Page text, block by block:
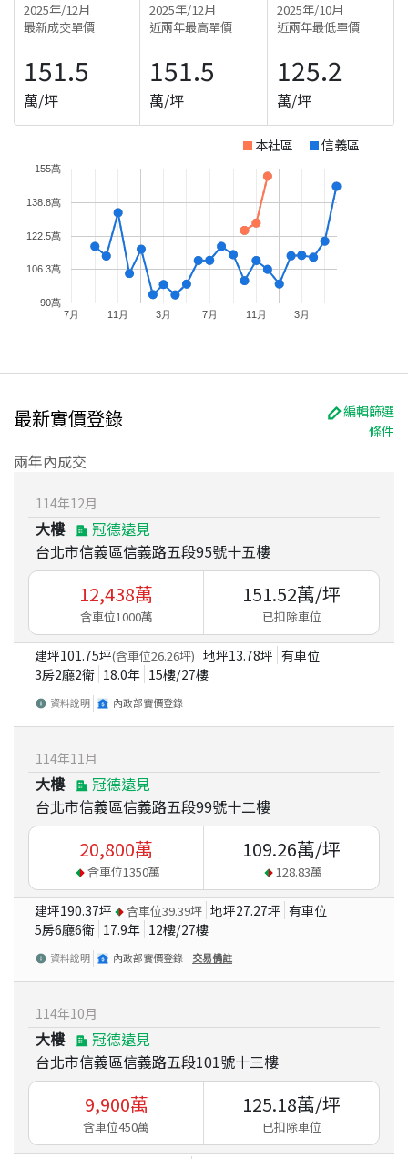
2025年/12月
最新成交單價
151.5
萬/坪
2025年/12月
近兩年最高單價
151.5
萬/坪
2025年/10月
近兩年最低單價
125.2
萬/坪
本社區 信義區
7月 11月 3月 7月 11月 3月
90萬
106.3萬
122.5萬
138.8萬
155萬
最新實價登錄
編輯篩選
條件
兩年內成交
114年12月
大樓
冠德遠見
台北市信義區信義路五段95號十五樓
12,438萬
含車位1000萬
151.52萬/坪
已扣除車位
建坪101.75坪(含車位26.26坪) 地坪13.78坪 有車位
3房2廳2衛 18.0年 15樓/27樓
資料說明 內政部實價登錄
114年11 月
大樓
冠德遠見
台北市信義區信義路五段99號十二樓
20,800萬
含車位1350萬
109.26萬/坪
128.83萬
建坪190.37坪 含車位39.39坪 地坪27.27坪 有車位
5房6廳6衛 17.9年 12樓/27樓
資料說明 內政部實價登錄 交易備註
114年10月
大樓
冠德遠見
台北市信義區信義路五段101號十三樓
9,900萬
含車位450萬
125.18萬/坪
已扣除車位